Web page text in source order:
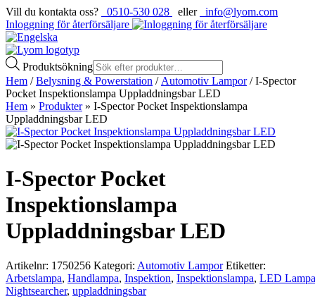
Vill du kontakta oss? 0510-530 028 eller
info@lyom.com
Inloggning för återförsäljare
Produktsökning
Hem /Belysning & Powerstation / Automotiv Lampor/ I-Spector
Pocket Inspektionslampa Uppladdningsbar LED
Hem » Produkter» I-Spector Pocket Inspektionslampa
Uppladdningsbar LED
I-Spector Pocket
Inspektionslampa
Uppladdningsbar LED
Artikelnr: 1750256 Kategori: Automotiv Lampor Etiketter:
Arbetslampa, Handlampa, Inspektion, Inspektionslampa, LED Lampa
Nightsearcher, uppladdningsbar